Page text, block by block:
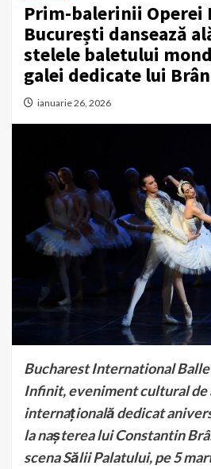
Prim-balerinii Operei
București dansează
stelele baletului
galei dedicate lui
ianuarie 26, 2026
Bucharest International
Infinit, eveniment cultural de
internațională dedicat
la nașterea lui Constantin
scena Sălii Palatului, pe 5